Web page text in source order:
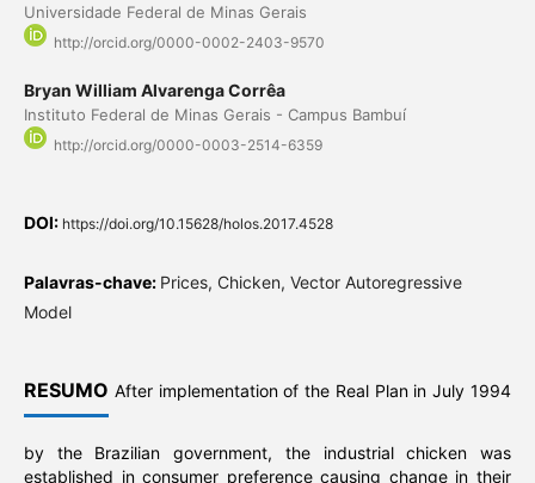
Universidade Federal de Minas Gerais
http://orcid.org/0000-0002-2403-9570
Bryan William Alvarenga Corrêa
Instituto Federal de Minas Gerais - Campus Bambuí
http://orcid.org/0000-0003-2514-6359
DOI: https://doi.org/10.15628/holos.2017.4528
Palavras-chave: Prices, Chicken, Vector Autoregressive
Model
RESUMO After implementation of the Real Plan in July 1994
by the Brazilian government, the industrial chicken was
established in consumer preference causing change in their